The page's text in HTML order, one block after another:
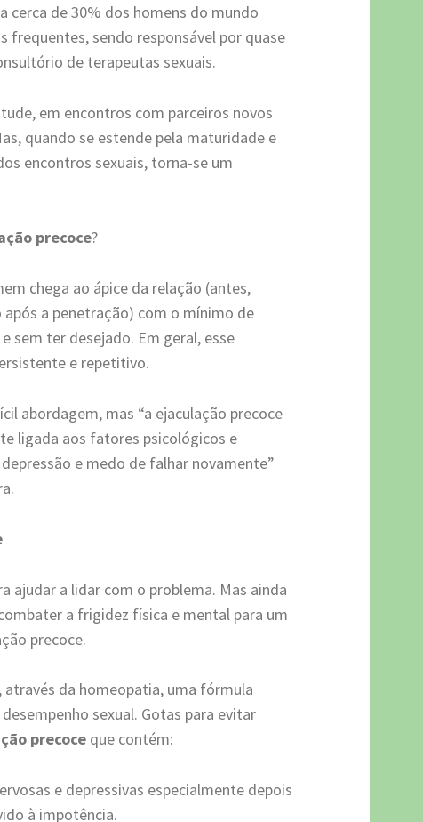
cerca de 30% dos homens do mundo
frequentes, sendo responsável por quase
de terapeutas sexuais.
em encontros com parceiros novos
quando se estende pela maturidade e
encontros sexuais, torna-se um
precoce?
chega ao ápice da relação (antes,
a penetração) com o mínimo de
sem ter desejado. Em geral, esse
e repetitivo.
abordagem, mas “a ejaculação precoce
ligada aos fatores psicológicos e
e medo de falhar novamente”
ajudar a lidar com o problema. Mas ainda
a frigidez física e mental para um
precoce.
através da homeopatia, uma fórmula
sexual. Gotas para evitar
precoce que contém:
e depressivas especialmente depois
à impotência.